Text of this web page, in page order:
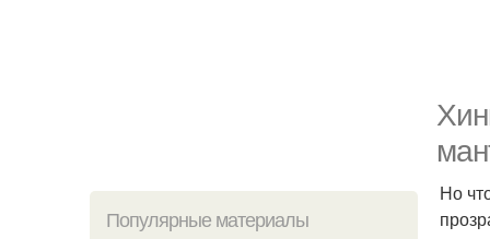
Популярные материалы
Но